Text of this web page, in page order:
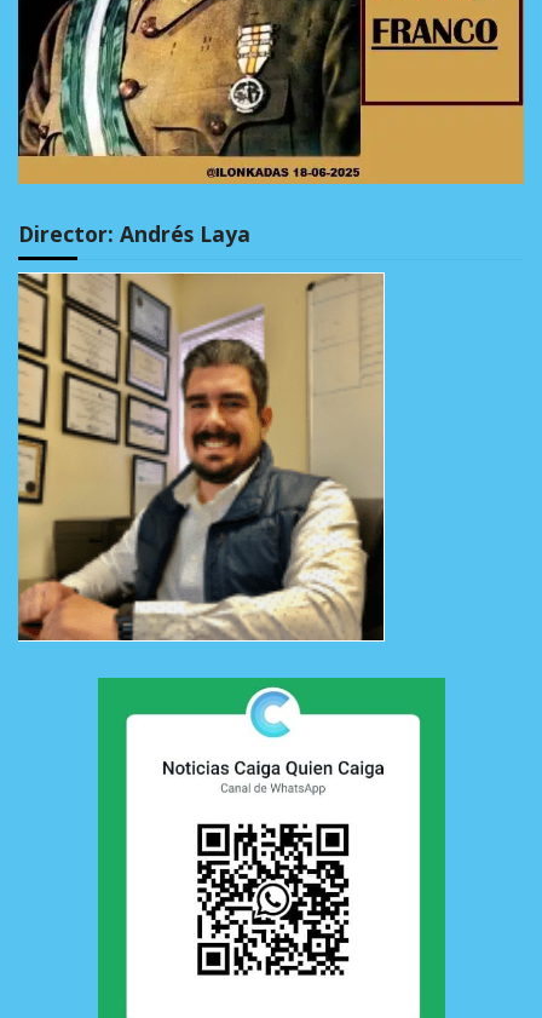
Director: Andrés Laya